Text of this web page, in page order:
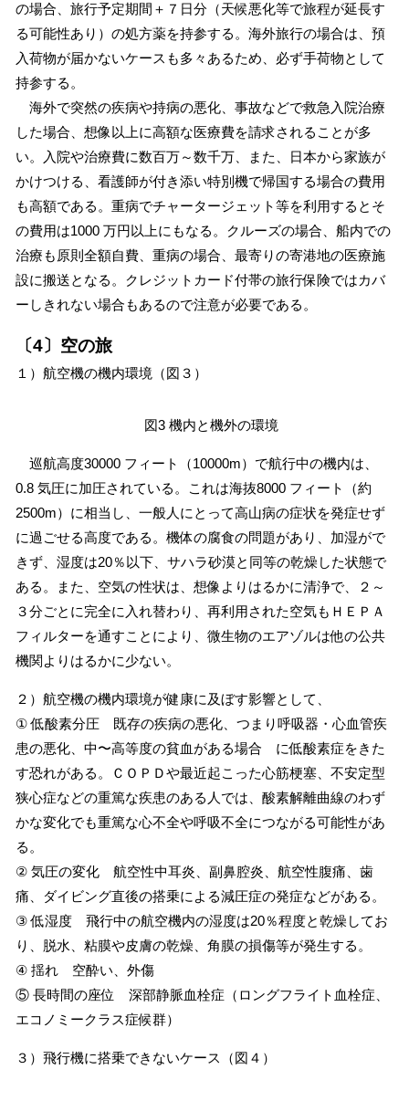
の場合、旅行予定期間＋７日分（天候悪化等で旅程が延長す
る可能性あり）の処方薬を持参する。海外旅行の場合は、預
入荷物が届かないケースも多々あるため、必ず手荷物として
持参する。
海外で突然の疾病や持病の悪化、事故などで救急入院治療
した場合、想像以上に高額な医療費を請求されることが多
い。入院や治療費に数百万～数千万、また、日本から家族が
かけつける、看護師が付き添い特別機で帰国する場合の費用
も高額である。重病でチャータージェット等を利用するとそ
の費用は1000 万円以上にもなる。クルーズの場合、船内での
治療も原則全額自費、重病の場合、最寄りの寄港地の医療施
設に搬送となる。クレジットカード付帯の旅行保険ではカバ
ーしきれない場合もあるので注意が必要である。
〔4〕空の旅
１）航空機の機内環境（図３）
図3 機内と機外の環境
巡航高度30000 フィート（10000m）で航行中の機内は、
0.8 気圧に加圧されている。これは海抜8000 フィート（約
2500m）に相当し、一般人にとって高山病の症状を発症せず
に過ごせる高度である。機体の腐食の問題があり、加湿がで
きず、湿度は20％以下、サハラ砂漠と同等の乾燥した状態で
ある。また、空気の性状は、想像よりはるかに清浄で、２～
３分ごとに完全に入れ替わり、再利用された空気もＨＥＰＡ
フィルターを通すことにより、微生物のエアゾルは他の公共
機関よりはるかに少ない。
２）航空機の機内環境が健康に及ぼす影響として、
① 低酸素分圧 既存の疾病の悪化、つまり呼吸器・心血管疾
患の悪化、中〜高等度の貧血がある場合 に低酸素症をきた
す恐れがある。ＣＯＰＤや最近起こった心筋梗塞、不安定型
狭心症などの重篤な疾患のある人では、酸素解離曲線のわず
かな変化でも重篤な心不全や呼吸不全につながる可能性があ
る。
② 気圧の変化 航空性中耳炎、副鼻腔炎、航空性腹痛、歯
痛、ダイビング直後の搭乗による減圧症の発症などがある。
③ 低湿度 飛行中の航空機内の湿度は20％程度と乾燥してお
り、脱水、粘膜や皮膚の乾燥、角膜の損傷等が発生する。
④ 揺れ 空酔い、外傷
⑤ 長時間の座位 深部静脈血栓症（ロングフライト血栓症、
エコノミークラス症候群）
３）飛行機に搭乗できないケース（図４）